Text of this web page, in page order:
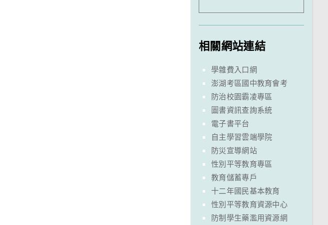
相關網站連結
學雜費入口網
澎湖考區國中教育會考
防治校園霸凌專區
圖書資訊查詢系統
電子書平台
自主學習雲端學院
防災宣導網站
性別平等教育專區
教育儲蓄專戶
十二年國民基本教育
性別平等教育資源中心
防制學生藥濫用資源網